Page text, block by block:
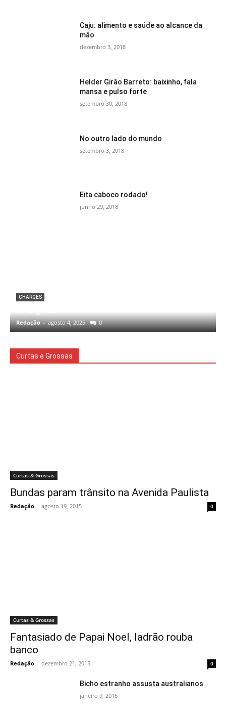
Caju: alimento e saúde ao alcance da
mão
dezembro 3, 2018
Helder Girão Barreto: baixinho, fala
mansa e pulso forte
setembro 30, 2018
No outro lado do mundo
setembro 3, 2018
Eita caboco rodado!
junho 29, 2018
CHARGES
Redação - agosto 4, 2025 0
Curtas e Grossas
Curtas & Grossas
Bundas param trânsito na Avenida Paulista
Redação - agosto 19, 2015 0
Curtas & Grossas
Fantasiado de Papai Noel, ladrão rouba
banco
Redação - dezembro 21, 2015 0
Bicho estranho assusta australianos
janeiro 9, 2016